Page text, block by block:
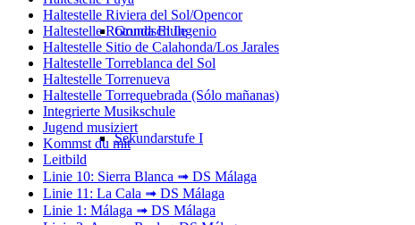
Grundschule
Sekundarstufe I
Haltestelle Riviera del Sol/Opencor
Haltestelle Rotonda El Ingenio
Haltestelle Sitio de Calahonda/Los Jarales
Haltestelle Torreblanca del Sol
Haltestelle Torrenueva
Haltestelle Torrequebrada (Sólo mañanas)
Integrierte Musikschule
Jugend musiziert
Kommst du mit
Leitbild
Linie 10: Sierra Blanca ➟ DS Málaga
Linie 11: La Cala ➟ DS Málaga
Linie 1: Málaga ➟ DS Málaga